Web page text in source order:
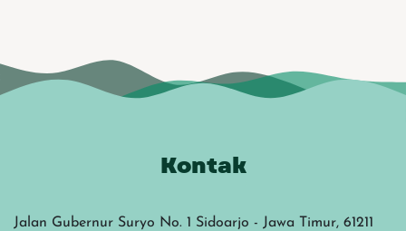
Kontak
Jalan Gubernur Suryo No. 1 Sidoarjo - Jawa Timur, 61211